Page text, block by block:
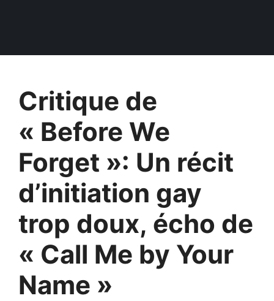
Critique de
« Before We
Forget »: Un récit
d’initiation gay
trop doux, écho de
« Call Me by Your
Name »